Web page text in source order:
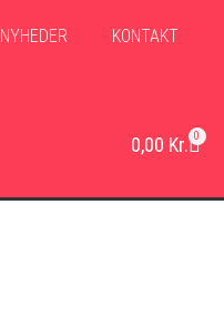
NYHEDER KONTAKT
0,00 Kr. 0